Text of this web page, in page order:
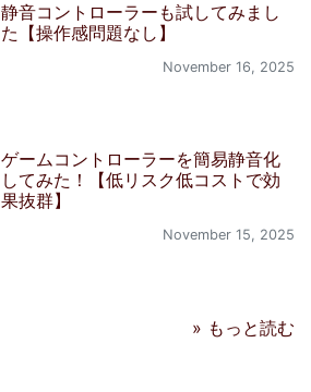
静音コントローラーも試してみまし
た【操作感問題なし】
November 16, 2025
ゲームコントローラーを簡易静音化
してみた！【低リスク低コストで効
果抜群】
November 15, 2025
» もっと読む